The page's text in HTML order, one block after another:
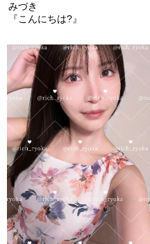
みづき
『こんにちは?』